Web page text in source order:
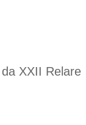
XXII Relare